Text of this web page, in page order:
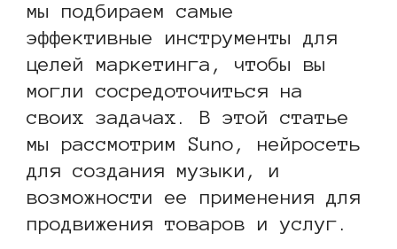
мы подбираем самые
эффективные инструменты для
целей маркетинга, чтобы вы
могли сосредоточиться на
своих задачах. В этой статье
мы рассмотрим Suno, нейросеть
для создания музыки, и
возможности ее применения для
продвижения товаров и услуг.